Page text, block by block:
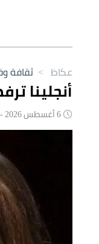
عكاظ > ثقافة
أنجلينا